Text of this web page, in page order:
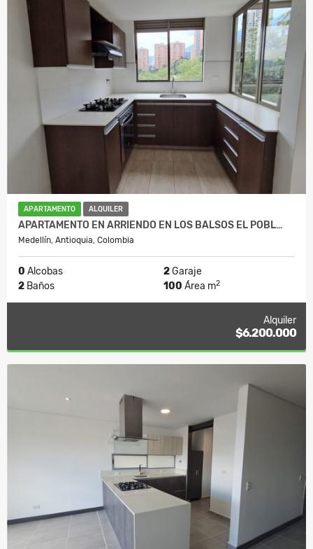
APARTAMENTO ALQUILER
APARTAMENTO EN ARRIENDO EN LOS BALSOS EL POBL…
Medellín, Antioquia, Colombia
0 Alcobas 2Garaje
2 Baños 100 Área m2
Alquiler
$6.200.000